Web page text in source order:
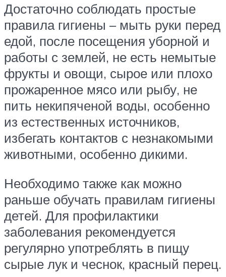
Достаточно соблюдать простые
правила гигиены – мыть руки перед
едой, после посещения уборной и
работы с землей, не есть немытые
фрукты и овощи, сырое или плохо
прожаренное мясо или рыбу, не
пить некипяченой воды, особенно
из естественных источников,
избегать контактов с незнакомыми
животными, особенно дикими.
Необходимо также как можно
раньше обучать правилам гигиены
детей. Для профилактики
заболевания рекомендуется
регулярно употреблять в пищу
сырые лук и чеснок, красный перец.